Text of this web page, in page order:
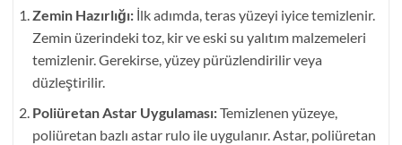
Zemin Hazırlığı:İlk adımda, teras yüzeyi iyice temizlenir.
Zemin üzerindeki toz, kir ve eski su yalıtım malzemeleri
temizlenir. Gerekirse, yüzey pürüzlendirilir veya
düzleştirilir.
Poliüretan Astar Uygulaması:Temizlenen yüzeye,
poliüretan bazlı astar rulo ile uygulanır. Astar, poliüretan